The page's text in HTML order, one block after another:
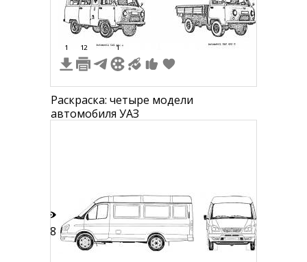
1 12 1
Раскраска: четыре модели
автомобиля УАЗ
18